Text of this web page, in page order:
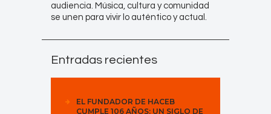
audiencia. Música, cultura y comunidad
se unen para vivir lo auténtico y actual.
Entradas recientes
EL FUNDADOR DE HACEB
CUMPLE 106 AÑOS: UN SIGLO DE